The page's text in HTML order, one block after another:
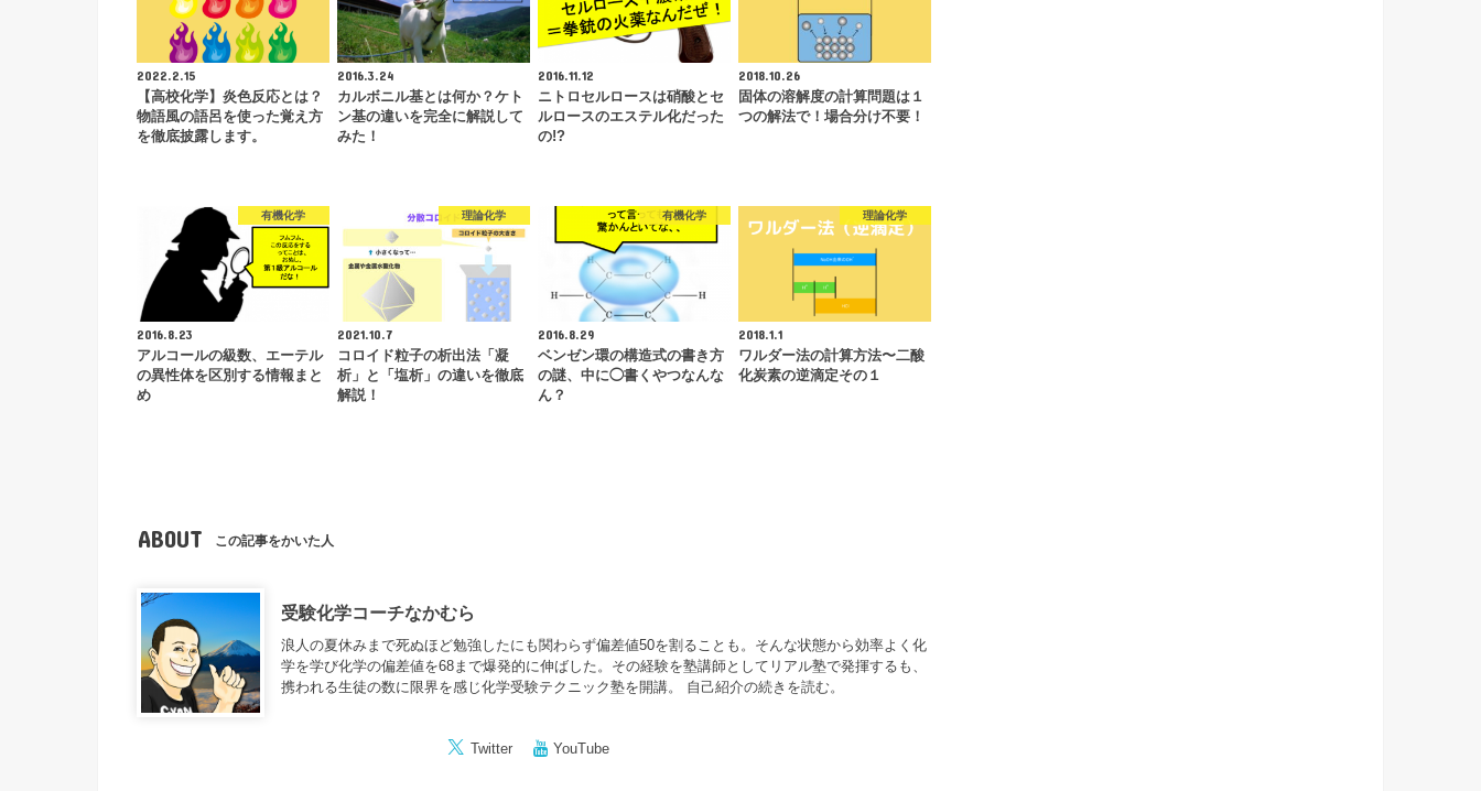
2022.2.15
【高校化学】炎色反応とは？
物語風の語呂を使った覚え方
を徹底披露します。
2016.3.24
カルボニル基とは何か？ケト
ン基の違いを完全に解説して
みた！
2016.11.12
ニトロセルロースは硝酸とセ
ルロースのエステル化だった
の!?
2018.10.26
固体の溶解度の計算問題は１
つの解法で！場合分け不要！
有機化学
2016.8.23
アルコールの級数、エーテル
の異性体を区別する情報まと
め
理論化学
2021.10.7
コロイド粒子の析出法「凝
析」と「塩析」の違いを徹底
解説！
有機化学
2016.8.29
ベンゼン環の構造式の書き方
の謎、中に◯書くやつなんな
ん？
理論化学
2018.1.1
ワルダー法の計算方法〜二酸
化炭素の逆滴定その１
ABOUT この記事をかいた人
受験化学コーチなかむら
浪人の夏休みまで死ぬほど勉強したにも関わらず偏差値50を割ることも。そんな状態から効率よく化
学を学び化学の偏差値を68まで爆発的に伸ばした。その経験を塾講師としてリアル塾で発揮するも、
携われる生徒の数に限界を感じ化学受験テクニック塾を開講。 自己紹介の続きを読む。
Twitter YouTube